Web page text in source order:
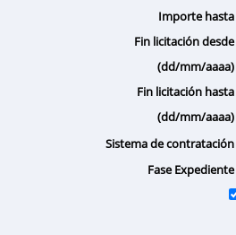
Importe hasta
Fin licitación desde
(dd/mm/aaaa)
Fin licitación hasta
(dd/mm/aaaa)
Sistema de contratación
Fase Expediente